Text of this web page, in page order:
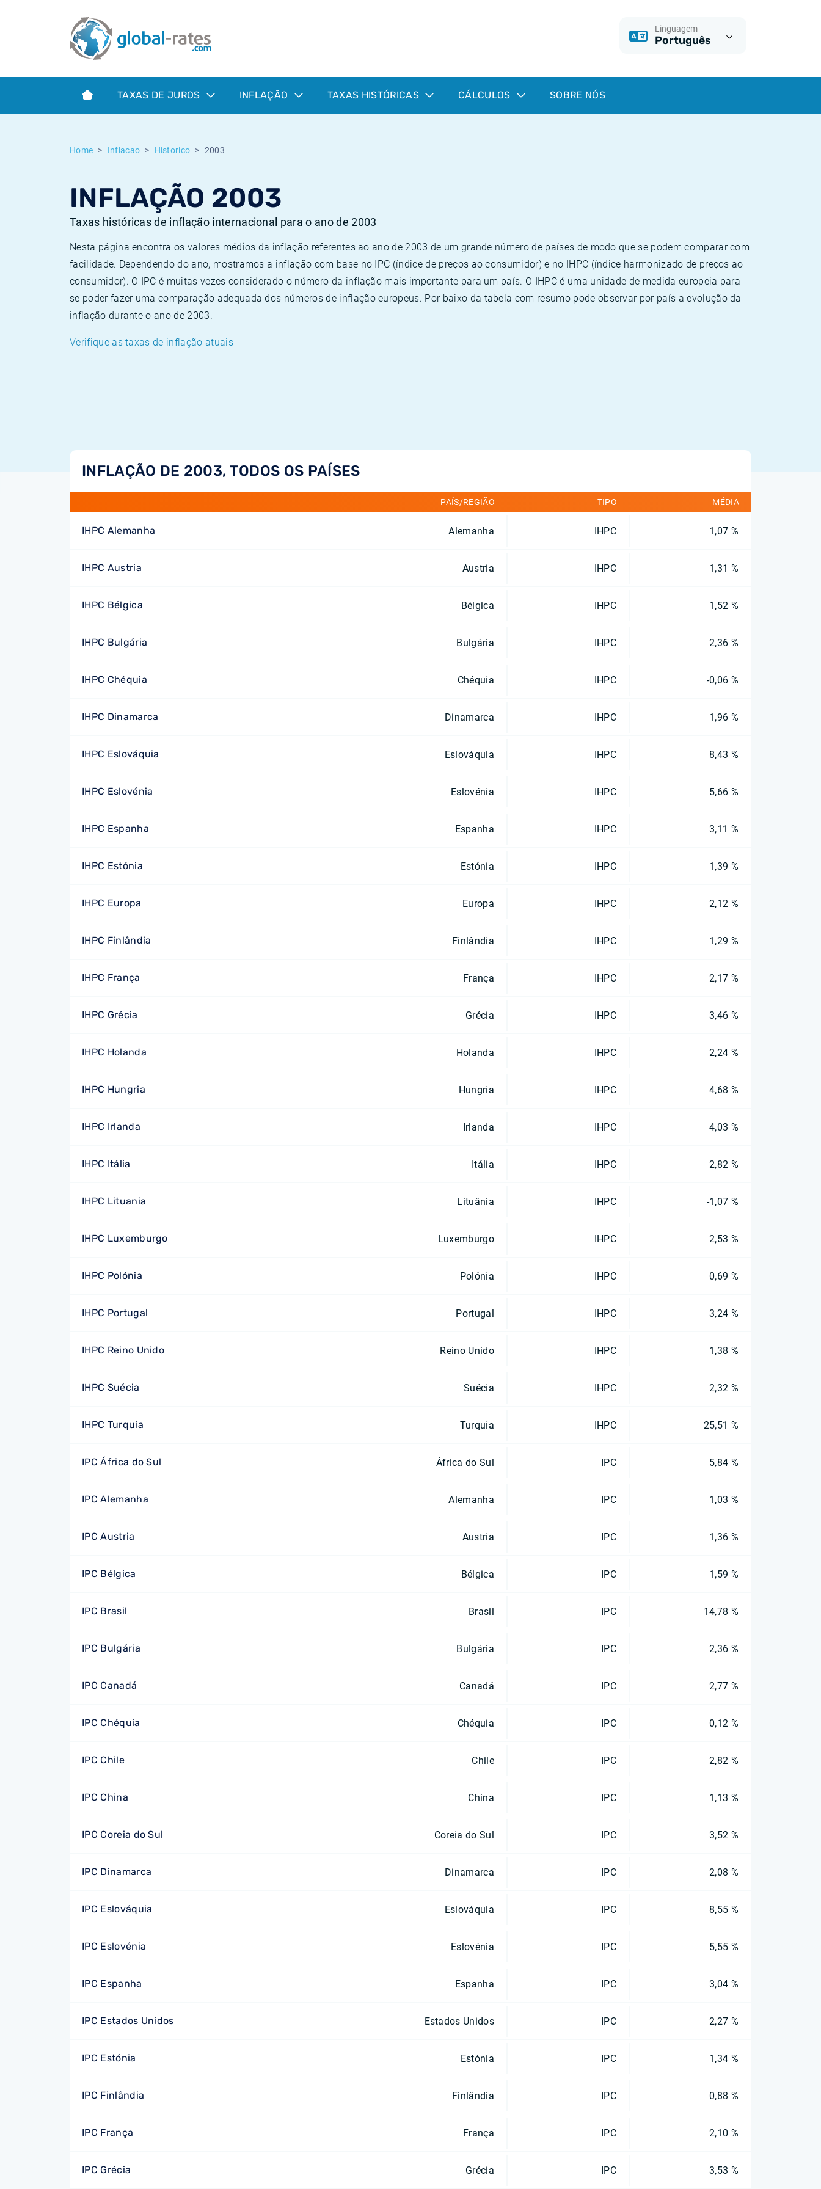
Linguagem
Português
TAXAS DE JUROS INFLAÇÃO TAXAS HISTÓRICAS CÁLCULOS SOBRE NÓS
Home Inflacao Historico 2003
INFLAÇÃO 2003
Taxas históricas de inflação internacional para o ano de 2003
Nesta página encontra os valores médios da inflação referentes ao ano de 2003 de um grande número de países de modo que se podem comparar com
facilidade. Dependendo do ano, mostramos a inflação com base no IPC (índice de preços ao consumidor) e no IHPC (índice harmonizado de preços ao
consumidor). O IPC é muitas vezes considerado o número da inflação mais importante para um país. O IHPC é uma unidade de medida europeia para
se poder fazer uma comparação adequada dos números de inflação europeus. Por baixo da tabela com resumo pode observar por país a evolução da
inflação durante o ano de 2003.
Verifique as taxas de inflação atuais
INFLAÇÃO DE 2003, TODOS OS PAÍSES
PAÍS/REGIÃO TIPO MÉDIA
IHPC Alemanha Alemanha IHPC 1,07 %
IHPC Austria Austria IHPC 1,31 %
IHPC Bélgica Bélgica IHPC 1,52 %
IHPC Bulgária Bulgária IHPC 2,36 %
IHPC Chéquia Chéquia IHPC -0,06 %
IHPC Dinamarca Dinamarca IHPC 1,96 %
IHPC Eslováquia Eslováquia IHPC 8,43 %
IHPC Eslovénia Eslovénia IHPC 5,66 %
IHPC Espanha Espanha IHPC 3,11 %
IHPC Estónia Estónia IHPC 1,39 %
IHPC Europa Europa IHPC 2,12 %
IHPC Finlândia Finlândia IHPC 1,29 %
IHPC França França IHPC 2,17 %
IHPC Grécia Grécia IHPC 3,46 %
IHPC Holanda Holanda IHPC 2,24 %
IHPC Hungria Hungria IHPC 4,68 %
IHPC Irlanda Irlanda IHPC 4,03 %
IHPC Itália Itália IHPC 2,82 %
IHPC Lituania Lituânia IHPC -1,07 %
IHPC Luxemburgo Luxemburgo IHPC 2,53 %
IHPC Polónia Polónia IHPC 0,69 %
IHPC Portugal Portugal IHPC 3,24 %
IHPC Reino Unido Reino Unido IHPC 1,38 %
IHPC Suécia Suécia IHPC 2,32 %
IHPC Turquia Turquia IHPC 25,51 %
IPC África do Sul África do Sul IPC 5,84 %
IPC Alemanha Alemanha IPC 1,03 %
IPC Austria Austria IPC 1,36 %
IPC Bélgica Bélgica IPC 1,59 %
IPC Brasil Brasil IPC 14,78 %
IPC Bulgária Bulgária IPC 2,36 %
IPC Canadá Canadá IPC 2,77 %
IPC Chéquia Chéquia IPC 0,12 %
IPC Chile Chile IPC 2,82 %
IPC China China IPC 1,13 %
IPC Coreia do Sul Coreia do Sul IPC 3,52 %
IPC Dinamarca Dinamarca IPC 2,08 %
IPC Eslováquia Eslováquia IPC 8,55 %
IPC Eslovénia Eslovénia IPC 5,55 %
IPC Espanha Espanha IPC 3,04 %
IPC Estados Unidos Estados Unidos IPC 2,27 %
IPC Estónia Estónia IPC 1,34 %
IPC Finlândia Finlândia IPC 0,88 %
IPC França França IPC 2,10 %
IPC Grécia Grécia IPC 3,53 %
Term SOFR
O que é a inflação do IPC?
O que é a inflação do IHPC?
Taxas Euribor históricas
Taxas ESTER históricas
Taxas de inflação históricas
Calculadora de inflação